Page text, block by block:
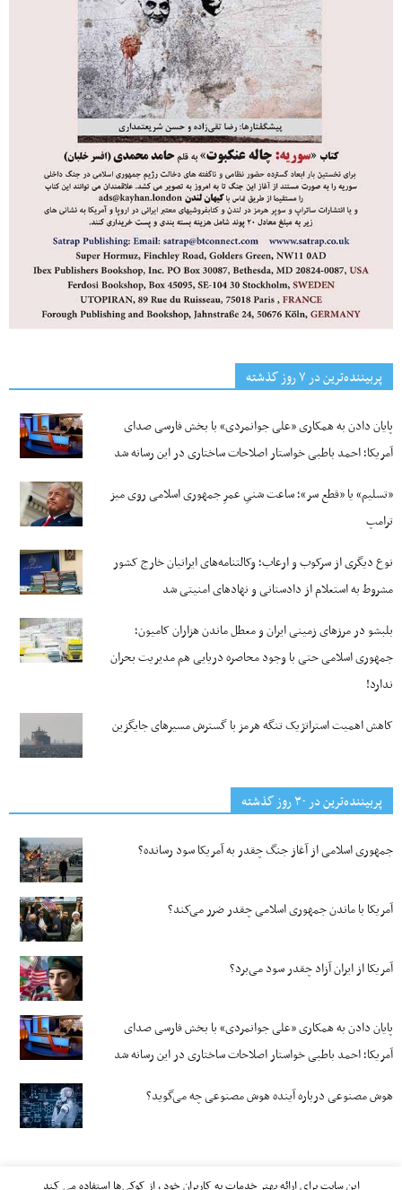
پربیننده‌ترین‌ در ۷ روز گذشته
پایان دادن به همکاری «علی جوانمردی» با بخش فارسی صدای
آمریکا؛ احمد باطبی خواستار اصلاحات ساختاری در این رسانه شد
«تسلیم» یا «قطع سر»؛ ساعت شنیِ عمرِ جمهوری اسلامی روی میز
ترامپ
نوع دیگری از سرکوب و ارعاب؛ وکالتنامه‌های ایرانیان خارج کشور
مشروط به استعلام از دادستانی و نهادهای امنیتی شد
بلبشو در مرزهای زمینی ایران و معطل ماندن هزاران کامیون؛
جمهوری اسلامی حتی با وجود محاصره دریایی هم مدیریت بحران
ندارد!
کاهش اهمیت استراتژیک تنگه‌ هرمز با گسترش مسیرهای جایگزین
پربیننده‌ترین‌ در ۳۰ روز گذشته
جمهوری اسلامی از آغاز جنگ چقدر به آمریکا سود رسانده؟
آمریکا با ماندن جمهوری اسلامی چقدر ضرر می‌کند؟
آمریکا از ایران آزاد چقدر سود می‌برد؟
پایان دادن به همکاری «علی جوانمردی» با بخش فارسی صدای
آمریکا؛ احمد باطبی خواستار اصلاحات ساختاری در این رسانه شد
هوش مصنوعی درباره آینده هوش مصنوعی چه می‌گوید؟
این سایت برای ارائه بهتر خدمات به کاربران خود ، از کوکی‌ها استفاده می کند